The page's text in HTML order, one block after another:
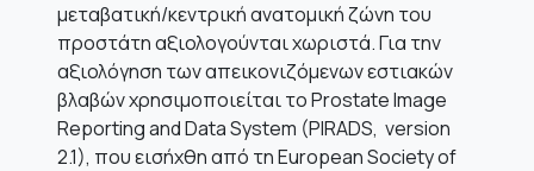
μεταβατική/κεντρική ανατομική ζώνη του
προστάτη αξιολογούνται χωριστά. Για την
αξιολόγηση των απεικονιζόμενων εστιακών
βλαβών χρησιμοποιείται το Prostate Image
Reporting and Data System (PIRADS, version
2.1), που εισήχθη από τη European Society of